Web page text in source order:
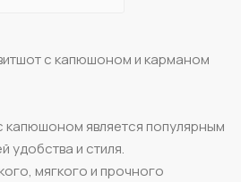
с капюшоном и карманом
капюшоном является популярным
удобства и стиля.
мягкого и прочного